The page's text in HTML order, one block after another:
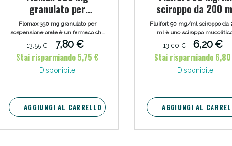
granulato per
sospensione orale
Flomax 350 mg granulato per
sospensione orale è un farmaco che
agisce su infiammazione, dolore ed
eventuale febbre, ed è indicato per
trattare infiammazioni di gola
(faringiti, laringiti), orecchio (otiti),
seni paranasali (sinusiti) e tonsille
13,55 €
7,80 €
Stai risparmiando 5,75 €
Disponibile
AGGIUNGI AL CARRELLO
sciroppo da 200
Fluifort 90 mg/ml sciroppo da
ml è uno sciroppo
fluidificante nelle affezioni
dell'apparato respiratorio acute
croniche. Adatto per adulti e
dai due anni in poi.
13,00 €
6,20 €
Stai risparmiando
Disponibile
AGGIUNGI AL